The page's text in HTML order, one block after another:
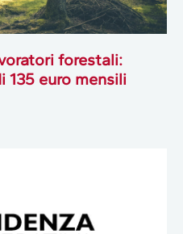
forestali:
135 euro mensili